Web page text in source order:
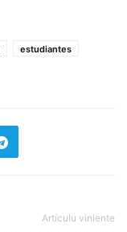
estudiantes
Artículu viniente